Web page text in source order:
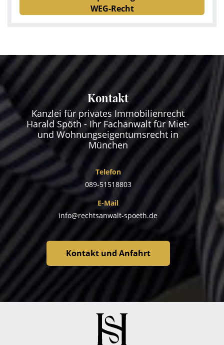
WEG-Recht
Kontakt
Kanzlei für privates Immobilienrecht
Harald Spöth - Ihr Fachanwalt für Miet-
und Wohnungseigentumsrecht in
München
Telefon
089-51518803
E-Mail
info@rechtsanwalt-spoeth.de
Kontakt und Anfahrt